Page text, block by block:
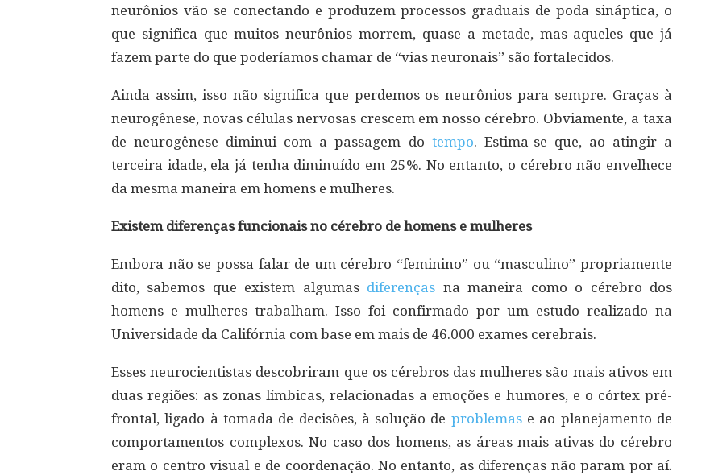
neurônios vão se conectando e produzem processos graduais de poda sináptica, o
que significa que muitos neurônios morrem, quase a metade, mas aqueles que já
fazem parte do que poderíamos chamar de “vias neuronais” são fortalecidos.
Ainda assim, isso não significa que perdemos os neurônios para sempre. Graças à
neurogênese, novas células nervosas crescem em nosso cérebro. Obviamente, a taxa
de neurogênese diminui com a passagem do tempo. Estima-se que, ao atingir a
terceira idade, ela já tenha diminuído em 25%. No entanto, o cérebro não envelhece
da mesma maneira em homens e mulheres.
Existem diferenças funcionais no cérebro de homens e mulheres
Embora não se possa falar de um cérebro “feminino” ou “masculino” propriamente
dito, sabemos que existem algumas diferenças na maneira como o cérebro dos
homens e mulheres trabalham. Isso foi confirmado por um estudo realizado na
Universidade da Califórnia com base em mais de 46.000 exames cerebrais.
Esses neurocientistas descobriram que os cérebros das mulheres são mais ativos em
duas regiões: as zonas límbicas, relacionadas a emoções e humores, e o córtex pré-
frontal, ligado à tomada de decisões, à solução de problemase ao planejamento de
comportamentos complexos. No caso dos homens, as áreas mais ativas do cérebro
eram o centro visual e de coordenação. No entanto, as diferenças não param por aí.